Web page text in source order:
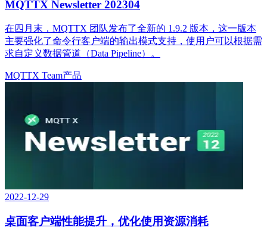
MQTTX Newsletter 202304
在四月末，MQTTX 团队发布了全新的 1.9.2 版本，这一版本
主要强化了命令行客户端的输出模式支持，使用户可以根据需
求自定义数据管道（Data Pipeline）。
MQTTX Team产品
2022-12-29
桌面客户端性能提升，优化使用资源消耗